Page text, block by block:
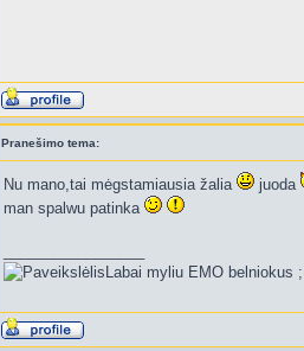
Pranešimo tema:
Nu mano,tai mėgstamiausia žalia
juoda
man spalwu patinka
Labai myliu EMO belniokus